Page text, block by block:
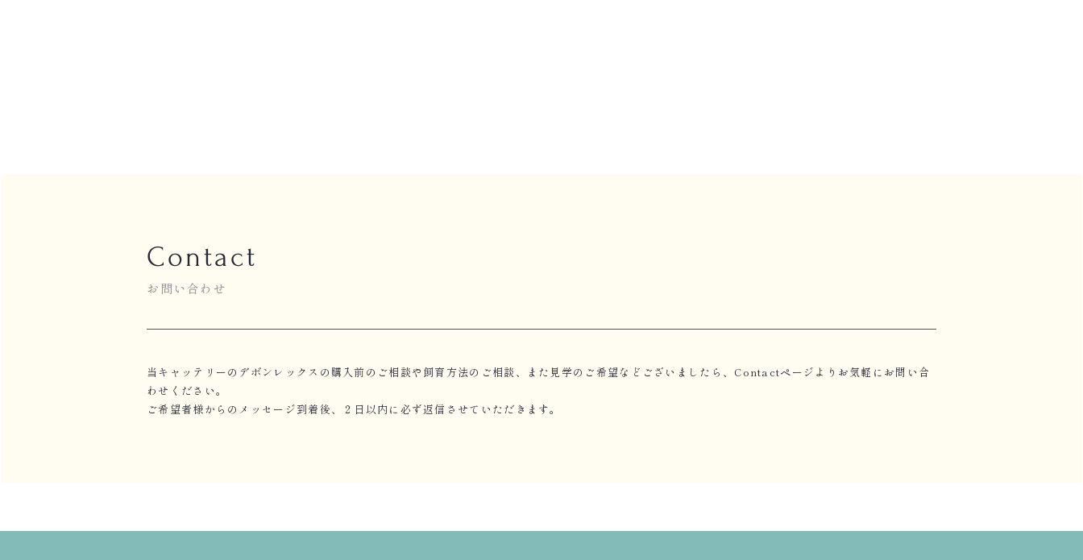
Contact
お問い合わせ
当キャッテリーのデボンレックスの購入前のご相談や飼育方法のご相談、また見学のご希望などございましたら、Contactページよりお気軽にお問い合
わせください。
ご希望者様からのメッセージ到着後、２日以内に必ず返信させていただきます。